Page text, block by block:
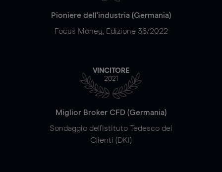
Pioniere dell'industria (Germania)
Focus Money, Edizione 36/2022
VINCITORE
2021
Miglior Broker CFD (Germania)
Sondaggio dell'Istituto Tedesco dei
Clienti (DKI)